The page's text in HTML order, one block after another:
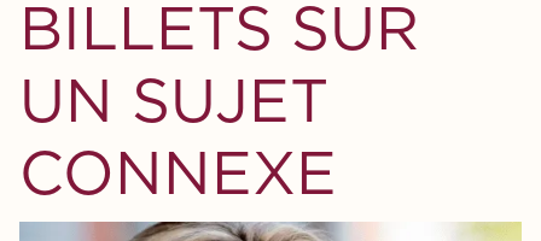
BILLETS SUR
UN SUJET
CONNEXE